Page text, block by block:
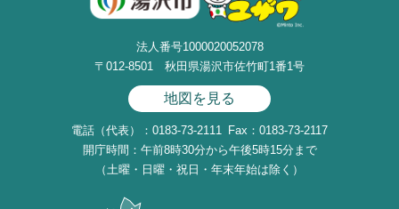
法人番号1000020052078
〒012-8501 秋田県湯沢市佐竹町1番1号
地図を見る
電話（代表）：0183-73-2111
Fax：0183-73-2117
開庁時間：午前8時30分から午後5時15分まで
（土曜・日曜・祝日・年末年始は除く）